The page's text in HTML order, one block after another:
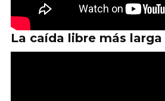
La caída libre más